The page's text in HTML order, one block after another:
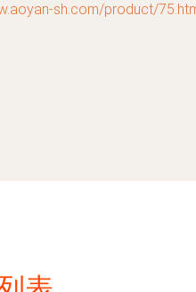
sh.com/product/